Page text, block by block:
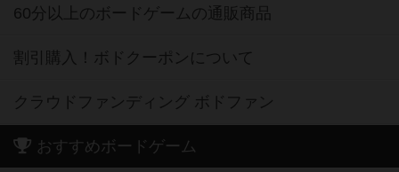
60分以上のボードゲームの通販商品
割引購入！ボドクーポンについて
クラウドファンディング ボドファン
おすすめボードゲーム